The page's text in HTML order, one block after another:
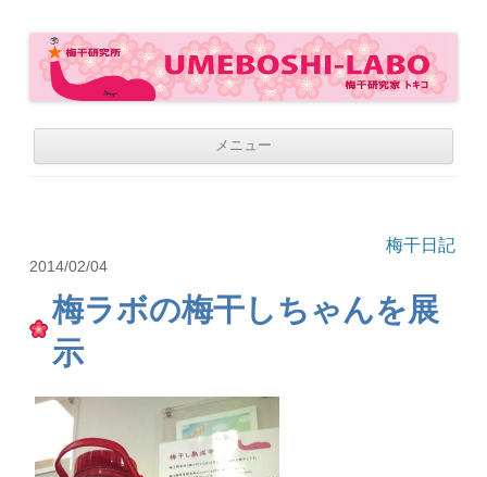
WE LOVE UMEBOSHI
メニュー
梅干日記
2014/02/04
梅ラボの梅干しちゃんを展
示